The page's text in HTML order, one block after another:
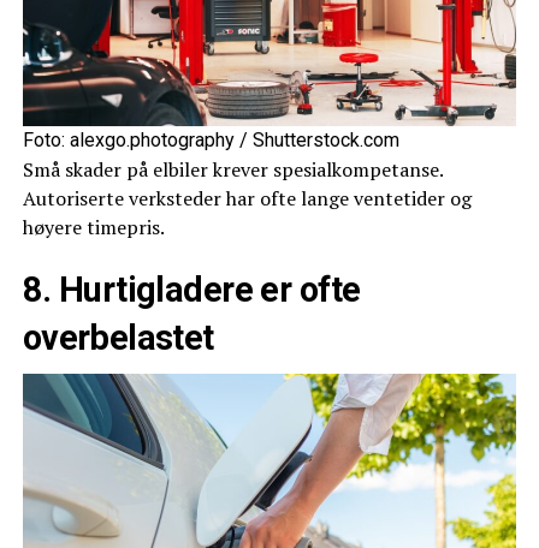
Foto: alexgo.photography / Shutterstock.com
Små skader på elbiler krever spesialkompetanse.
Autoriserte verksteder har ofte lange ventetider og
høyere timepris.
8. Hurtigladere er ofte
overbelastet